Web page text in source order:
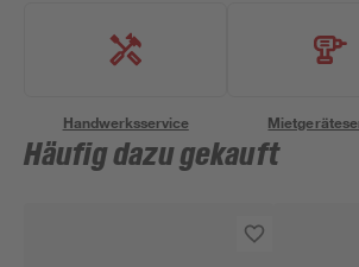
Handwerksservice
Häufig dazu gekauft